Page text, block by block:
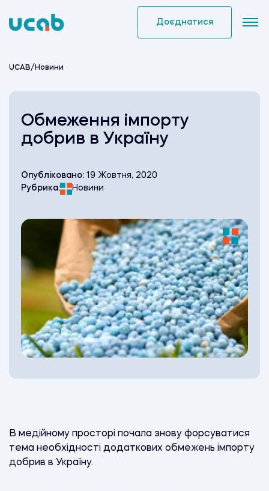
to
Доєднатися
UCAB/ Новини
Обмеження імпорту
добрив в Україну
Опубліковано: 19 Жовтня, 2020
Рубрика:
Новини
В медійному просторі почала знову форсуватися
тема необхідності додаткових обмежень імпорту
добрив в Україну.